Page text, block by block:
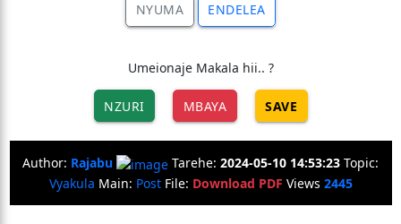
NYUMA ENDELEA
Umeionaje Makala hii.. ?
NZURI MBAYA SAVE
Author: Rajabu Tarehe: 2024-05-10 14:53:23 Topic:
Vyakula Main: PostFile: Download PDF Views 2445